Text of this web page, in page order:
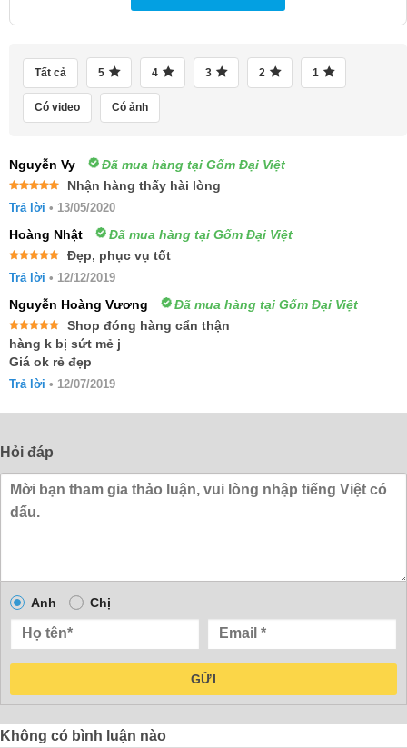
Tất cả 5 4 3 2 1
Có video Có ảnh
Nguyễn Vy Đã mua hàng tại Gốm Đại Việt
Được xếp
hạng55
Nhận hàng thấy hài lòng
Trả lời • 13/05/2020
Hoàng Nhật Đã mua hàng tại Gốm Đại Việt
Được xếp
hạng55
Đẹp, phục vụ tốt
Trả lời • 12/12/2019
Nguyễn Hoàng Vương Đã mua hàng tại Gốm Đại Việt
Được xếp
hạng5 5
sao
Shop đóng hàng cẩn thận
hàng k bị sứt mẻ j
Giá ok rẻ đẹp
Trả lời • 12/07/2019
Hỏi đáp
Anh Chị
GỬI
Không có bình luận nào